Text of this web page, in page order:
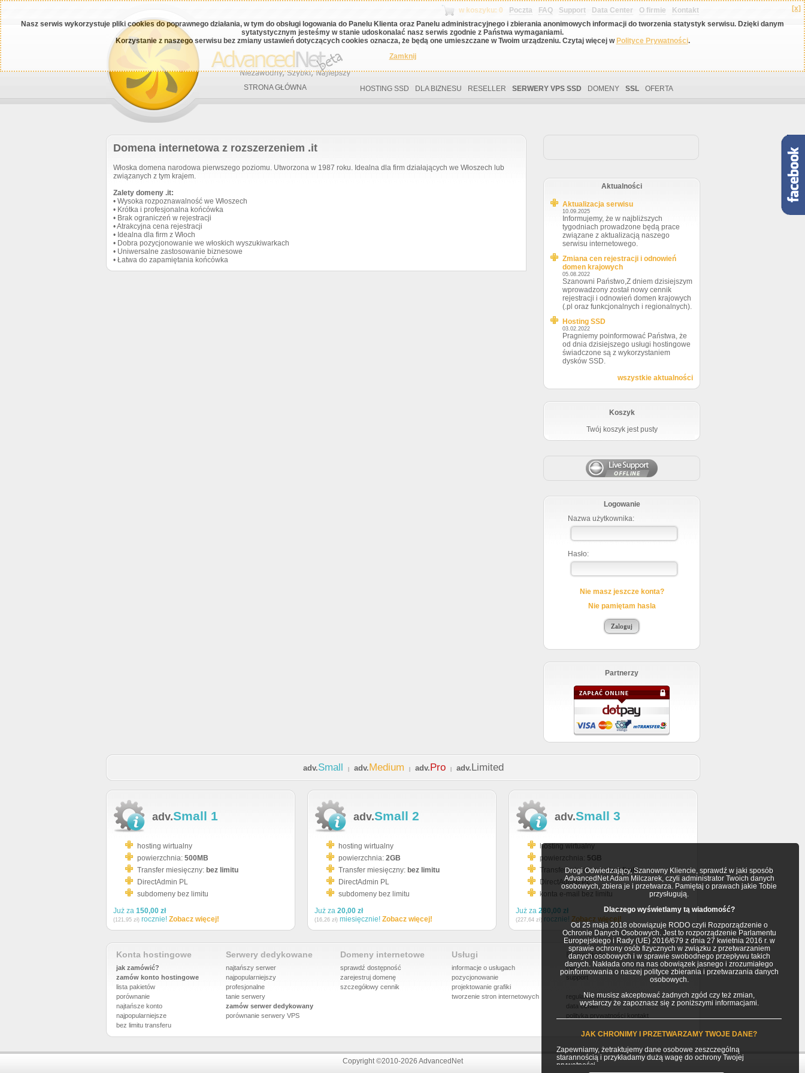
[x]
Nasz serwis wykorzystuje pliki cookies do poprawnego działania, w tym do obsługi logowania do Panelu Klienta oraz Panelu administracyjnego i zbierania anonimowych informacji do tworzenia statystyk serwisu. Dzięki danym
sytatystycznym jesteśmy w stanie udoskonalać nasz serwis zgodnie z Państwa wymaganiami.
Korzystanie z naszego serwisu bez zmiany ustawień dotyczących cookies oznacza, że będą one umieszczane w Twoim urządzeniu. Czytaj więcej w Polityce Prywatności.
Zamknij
Drogi Odwiedzający, Szanowny Kliencie, sprawdź w jaki sposób
AdvancedNet Adam Milczarek, czyli administrator Twoich danych
osobowych, zbiera je i przetwarza. Pamiętaj o prawach jakie Tobie
przysługują.
Dlaczego wyświetlamy tą wiadomość?
Od 25 maja 2018 obowiązuje RODO czyli Rozporządzenie o
Ochronie Danych Osobowych. Jest to rozporządzenie Parlamentu
Europejskiego i Rady (UE) 2016/679 z dnia 27 kwietnia 2016 r. w
sprawie ochrony osób fizycznych w związku z przetwarzaniem
danych osobowych i w sprawie swobodnego przepływu takich
danych. Nakłada ono na nas obowiązek jasnego i zrozumiałego
poinformowania o naszej polityce zbierania i przetwarzania danych
osobowych.
Nie musisz akceptować żadnych zgód czy też zmian,
wystarczy że zapoznasz się z poniższymi informacjami.
JAK CHRONIMY I PRZETWARZAMY TWOJE DANE?
Zapewniamy, żetraktujemy dane osobowe zeszczególną
starannością i przykładamy dużą wagę do ochrony Twojej
prywatności.
w koszyku: 0 Poczta FAQ Support Data Center O firmie Kontakt
STRONA GŁÓWNA HOSTING SSD DLA BIZNESU RESELLER SERWERY VPS SSD DOMENY SSL OFERTA
Aktualności
Aktualizacja serwisu
10.09.2025
Informujemy, że w najbliższych
tygodniach prowadzone będą prace
związane z aktualizacją naszego
serwisu internetowego.
Zmiana cen rejestracji i odnowień
domen krajowych
05.08.2022
Szanowni Państwo,Z dniem dzisiejszym
wprowadzony został nowy cennik
rejestracji i odnowień domen krajowych
(.pl oraz funkcjonalnych i regionalnych).
Hosting SSD
03.02.2022
Pragniemy poinformować Państwa, że
od dnia dzisiejszego usługi hostingowe
świadczone są z wykorzystaniem
dysków SSD.
wszystkie aktualności
Koszyk
Twój koszyk jest pusty
Logowanie
Nazwa użytkownika:
Hasło:
Nie masz jeszcze konta?
Nie pamiętam hasla
Partnerzy
Domena internetowa z rozszerzeniem .it
Włoska domena narodowa pierwszego poziomu. Utworzona w 1987 roku. Idealna dla firm działających we Włoszech lub
związanych z tym krajem.
Zalety domeny .it:
• Wysoka rozpoznawalność we Włoszech
• Krótka i profesjonalna końcówka
• Brak ograniczeń w rejestracji
• Atrakcyjna cena rejestracji
• Idealna dla firm z Włoch
• Dobra pozycjonowanie we włoskich wyszukiwarkach
• Uniwersalne zastosowanie biznesowe
• Łatwa do zapamiętania końcówka
adv.Small adv.Medium adv.Pro adv.Limited
adv.Small 1
hosting wirtualny
powierzchnia: 500MB
Transfer miesięczny: bez limitu
DirectAdmin PL
subdomeny bez limitu
Już za 150,00 zł
(121,95 zł) rocznie! Zobacz więcej!
adv.Small 2
hosting wirtualny
powierzchnia: 2GB
Transfer miesięczny: bez limitu
DirectAdmin PL
subdomeny bez limitu
Już za 20,00 zł
(16,26 zł) miesięcznie! Zobacz więcej!
adv.Small 3
hosting wirtualny
powierzchnia: 5GB
Transfer miesięczny:bez limitu
DirectAdmin PL
konta e-mail bez limitu
Już za 280,00 zł
(227,64 zł) rocznie! Zobacz więcej!
Konta hostingowe
jak zamówić?
zamów konto hostingowe
lista pakietów
porównanie
najtańsze konto
najpopularniejsze
bez limitu transferu
Serwery dedykowane
najtańszy serwer
najpopularniejszy
profesjonalne
tanie serwery
zamów serwer dedykowany
porównanie serwery VPS
Domeny internetowe
sprawdź dostępność
zarejestruj domenę
szczegółowy cennik
Usługi
informacje o usługach
pozycjonowanie
projektowanie grafiki
tworzenie stron internetowych
Pozostałe
faq
support
regulamin usług
data center
polityka prywatności kontakt
Copyright ©2010-2026 AdvancedNet